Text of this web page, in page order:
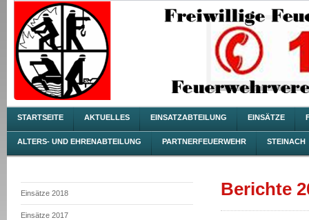
STARTSEITE AKTUELLES EINSATZABTEILUNG EINSÄTZE
ALTERS- UND EHRENABTEILUNG PARTNERFEUERWEHR STEINACH
Einsätze 2018
Einsätze 2017
Berichte